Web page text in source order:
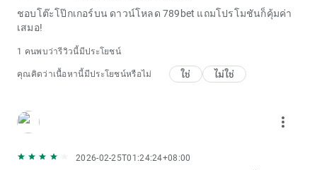
ชอบโต๊ะโป๊กเกอร์บน ดาวน์โหลด 789bet แถมโปรโมชันก็คุ้มค่า
เสมอ!
1 คนพบว่ารีวิวนี้มีประโยชน์
คุณคิดว่าเนื้อหานี้มีประโยชน์หรือไม่ ใช่ ไม่ใช่
more_vert
2026-02-25T01:24:24+08:00